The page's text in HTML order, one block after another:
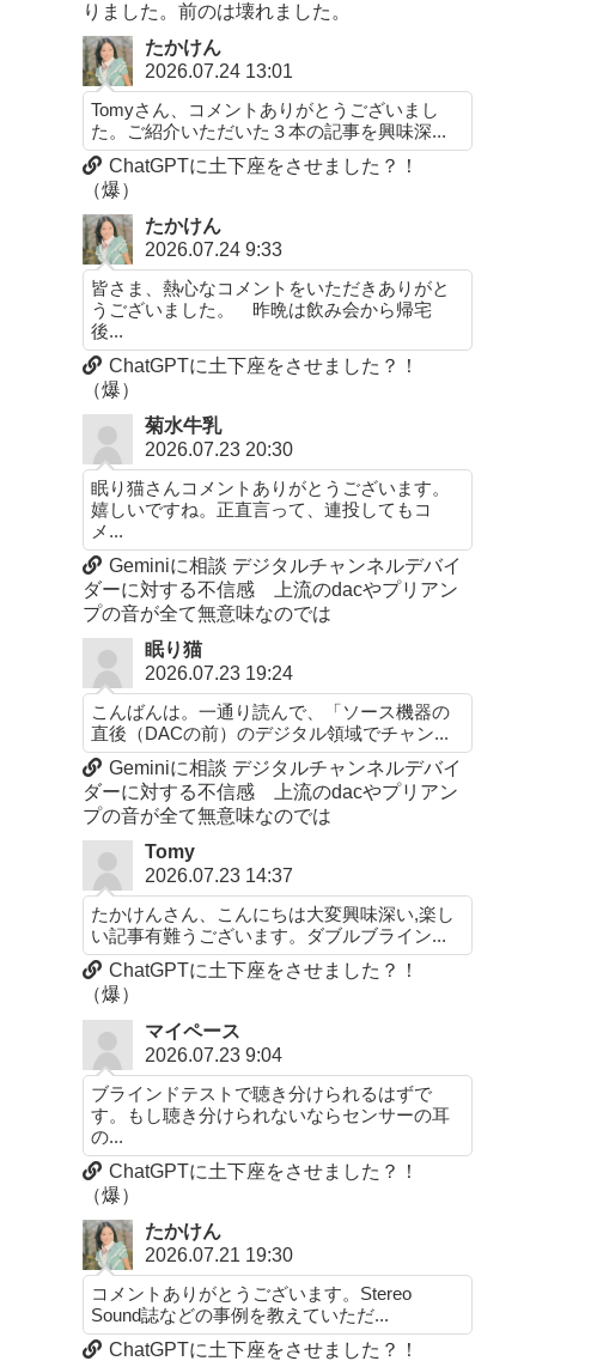
りました。前のは壊れました。
たかけん
2026.07.24 13:01
Tomyさん、コメントありがとうございまし
た。ご紹介いただいた３本の記事を興味深...
ChatGPTに土下座をさせました？！
（爆）
たかけん
2026.07.24 9:33
皆さま、熱心なコメントをいただきありがと
うございました。 昨晩は飲み会から帰宅
後...
ChatGPTに土下座をさせました？！
（爆）
菊水牛乳
2026.07.23 20:30
眠り猫さんコメントありがとうございます。
嬉しいですね。正直言って、連投してもコ
メ...
Geminiに相談 デジタルチャンネルデバイ
ダーに対する不信感 上流のdacやプリアン
プの音が全て無意味なのでは
眠り猫
2026.07.23 19:24
こんばんは。一通り読んで、「ソース機器の
直後（DACの前）のデジタル領域でチャン...
Geminiに相談 デジタルチャンネルデバイ
ダーに対する不信感 上流のdacやプリアン
プの音が全て無意味なのでは
Tomy
2026.07.23 14:37
たかけんさん、こんにちは大変興味深い,楽し
い記事有難うございます。ダブルブライン...
ChatGPTに土下座をさせました？！
（爆）
マイペース
2026.07.23 9:04
ブラインドテストで聴き分けられるはずで
す。もし聴き分けられないならセンサーの耳
の...
ChatGPTに土下座をさせました？！
（爆）
たかけん
2026.07.21 19:30
コメントありがとうございます。Stereo
Sound誌などの事例を教えていただ...
ChatGPTに土下座をさせました？！